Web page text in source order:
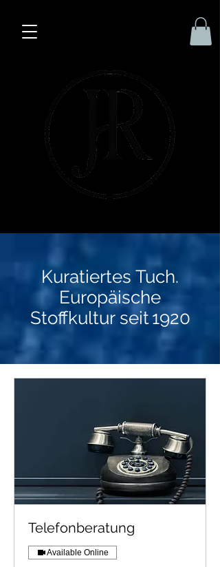
Kuratiertes Tuch.
Europäische
Stoffkultur seit 1920
Telefonberatung
Available Online